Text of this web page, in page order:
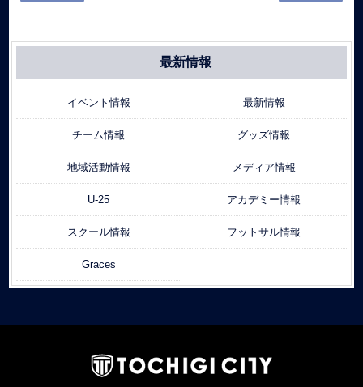
最新情報
イベント情報 最新情報
チーム情報 グッズ情報
地域活動情報 メディア情報
U-25 アカデミー情報
スクール情報 フットサル情報
Graces